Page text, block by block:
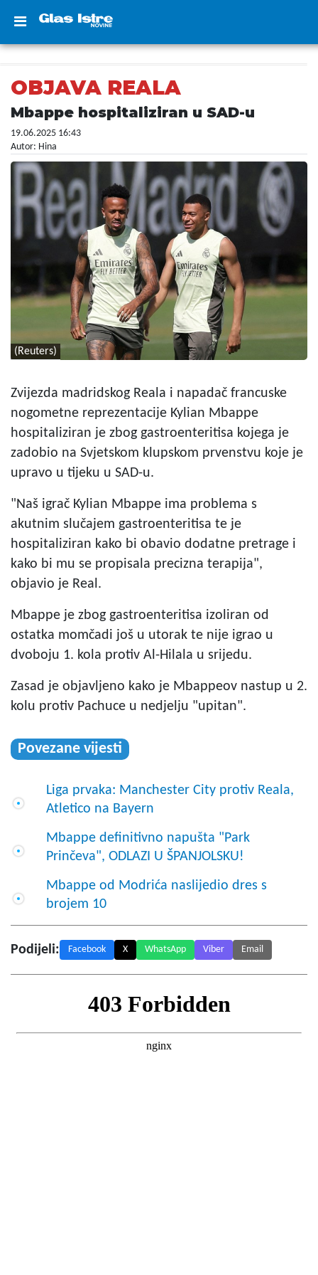
OBJAVA REALA
Mbappe hospitaliziran u SAD-u
19.06.2025 16:43
Autor: Hina
(Reuters)
Zvijezda madridskog Reala i napadač francuske
nogometne reprezentacije Kylian Mbappe
hospitaliziran je zbog gastroenteritisa kojega je
zadobio na Svjetskom klupskom prvenstvu koje je
upravo u tijeku u SAD-u.
"Naš igrač Kylian Mbappe ima problema s
akutnim slučajem gastroenteritisa te je
hospitaliziran kako bi obavio dodatne pretrage i
kako bi mu se propisala precizna terapija",
objavio je Real.
Mbappe je zbog gastroenteritisa izoliran od
ostatka momčadi još u utorak te nije igrao u
dvoboju 1. kola protiv Al-Hilala u srijedu.
Zasad je objavljeno kako je Mbappeov nastup u 2.
kolu protiv Pachuce u nedjelju "upitan".
Povezane vijesti
Liga prvaka: Manchester City protiv Reala,
Atletico na Bayern
Mbappe definitivno napušta "Park
Prinčeva", ODLAZI U ŠPANJOLSKU!
Mbappe od Modrića naslijedio dres s
brojem 10
Podijeli: Facebook X WhatsApp Viber Email